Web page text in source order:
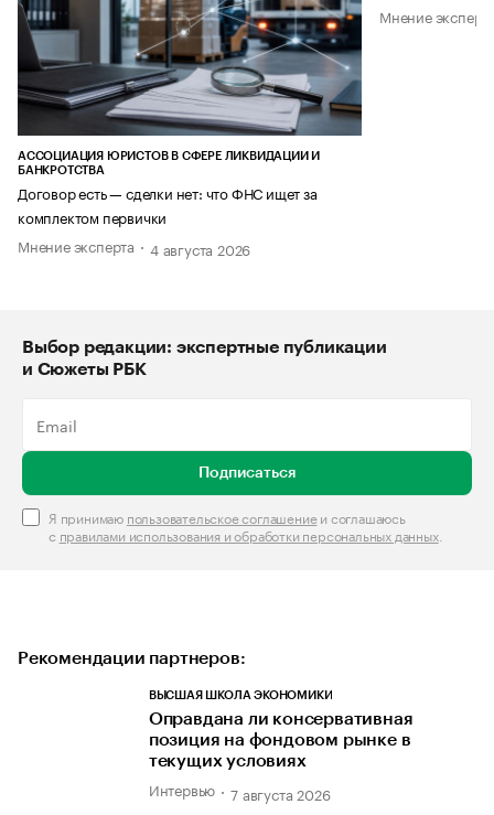
АССОЦИАЦИЯ ЮРИСТОВ В СФЕРЕ ЛИКВИДАЦИИ И
БАНКРОТСТВА
Договор есть — сделки нет: что ФНС ищет за
комплектом первички
Мнение эксперта
4 августа 2026
Мнение
Выбор редакции: экспертные публикации
и Сюжеты РБК
Подписаться
Я принимаю пользовательское соглашениеи соглашаюсь
с правилами использования и обработки персональных данных.
Рекомендации партнеров:
ВЫСШАЯ ШКОЛА ЭКОНОМИКИ
Оправдана ли консервативная
позиция на фондовом рынке в
текущих условиях
Интервью 7 августа 2026